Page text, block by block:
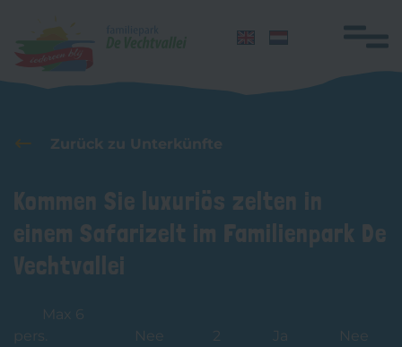
Home
Gruppen
Einrichtungen
Aktivitäten
Honden
Zurück zu Unterkünfte
Kommen Sie luxuriös zelten in
einem Safarizelt im Familienpark De
Vechtvallei
Max 6
pers.
Nee 2 Ja Nee